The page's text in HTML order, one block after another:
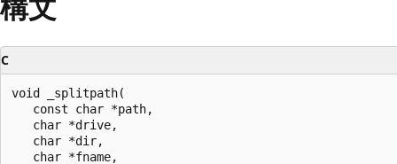
C
void _splitpath(
   const char *path,
   char *drive,
   char *dir,
   char *fname,